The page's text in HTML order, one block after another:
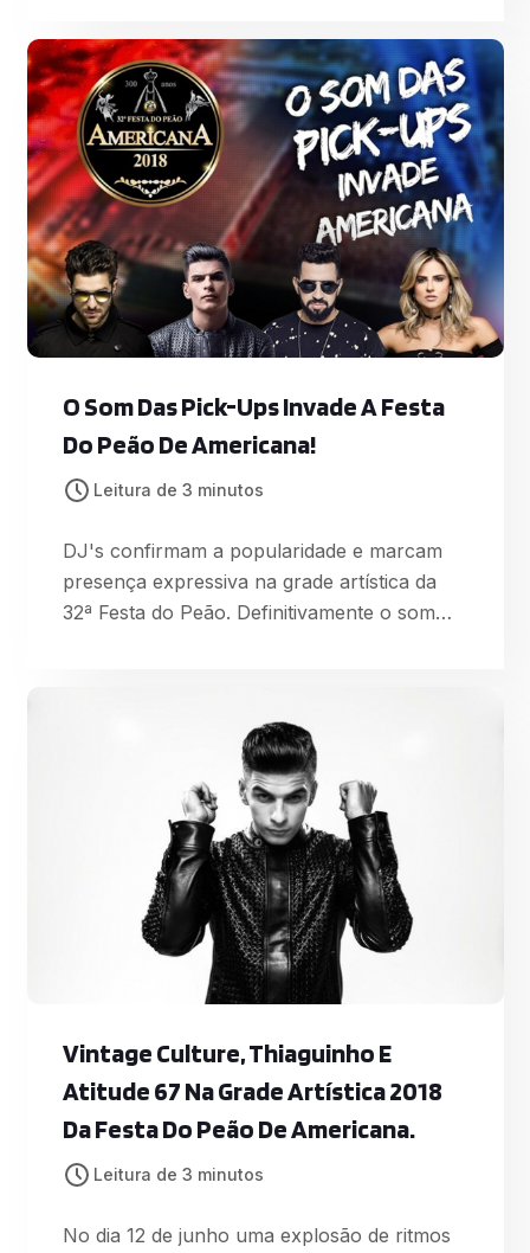
Henrique & Juliano e Maiara & Maraisa que
comandam o festival junto com os já
confirmados Marília Mendonça, Zé Neto &
Cristiano e a banda Aviões. Foto: Divulgação
“Sempre qu
O Som Das Pick-Ups Invade A Festa
Do Peão De Americana!
Leitura de 3 minutos
DJ's confirmam a popularidade e marcam
presença expressiva na grade artística da
32ª Festa do Peão. Definitivamente o som
estrelas e dominaram o line up dos grandes
festivais do Brasil e do mundo. Parte desta
constelação estará na Festa do Peão de
Vintage Culture, Thiaguinho E
Atitude 67 Na Grade Artística 2018
Da Festa Do Peão De Americana.
Leitura de 3 minutos
No dia 12 de junho uma explosão de ritmos